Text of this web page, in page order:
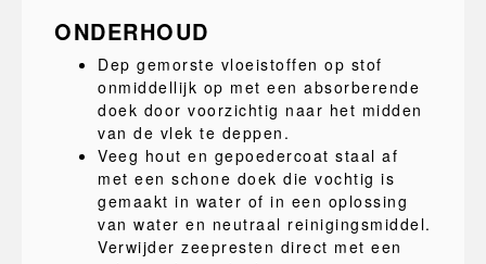
ONDERHOUD
Dep gemorste vloeistoffen op stof
onmiddellijk op met een absorberende
doek door voorzichtig naar het midden
van de vlek te deppen.
Veeg hout en gepoedercoat staal af
met een schone doek die vochtig is
gemaakt in water of in een oplossing
van water en neutraal reinigingsmiddel.
Verwijder zeepresten direct met een